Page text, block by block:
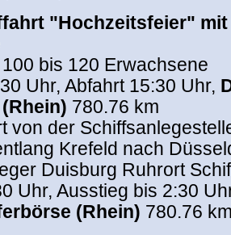
"Hochzeitsfeier"
bis 120 Erwachsene
Uhr, Abfahrt 15:30 Uhr,
780.76 km
von der
Krefeld nach
Duisburg Ruhrort
Uhr, Ausstieg bis 2:30
(Rhein) 780.76